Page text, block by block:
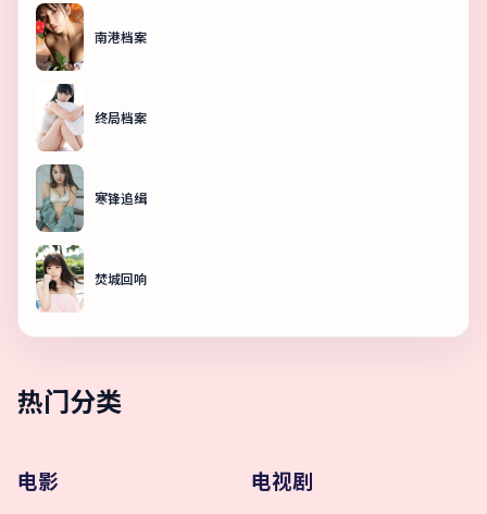
南港档案
终局档案
寒锋追缉
焚城回响
热门分类
电影 电视剧